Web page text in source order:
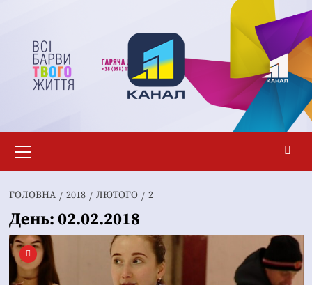
вмісту
меню
ГОЛОВНА 2018 ЛЮТОГО 2
День: 02.02.2018